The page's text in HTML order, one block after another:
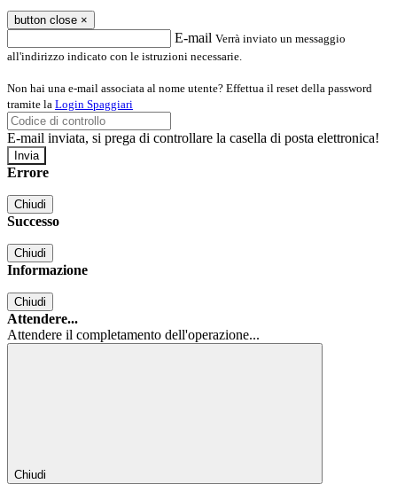
button close ×
E-mail Verrà inviato un messaggio
all'indirizzo indicato con le istruzioni necessarie.
Non hai una e-mail associata al nome utente? Effettua il reset della password
tramite la Login Spaggiari
E-mail inviata, si prega di controllare la casella di posta elettronica!
Errore
Chiudi
Successo
Chiudi
Informazione
Chiudi
Attendere...
Attendere il completamento dell'operazione...
Chiudi